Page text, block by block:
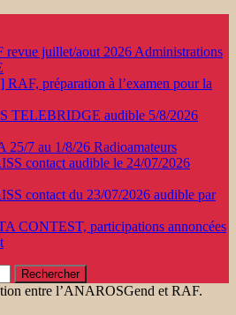
revue juillet/aout 2026 Administrations
RAF, préparation à l’examen pour la
TELEBRIDGE audible 5/8/2026
25/7 au 1/8/26 Radioamateurs
contact audible le 24/07/2026
contact du 23/07/2026 audible par
CONTEST, participations annoncées
entre l’ANAROSGend et RAF.